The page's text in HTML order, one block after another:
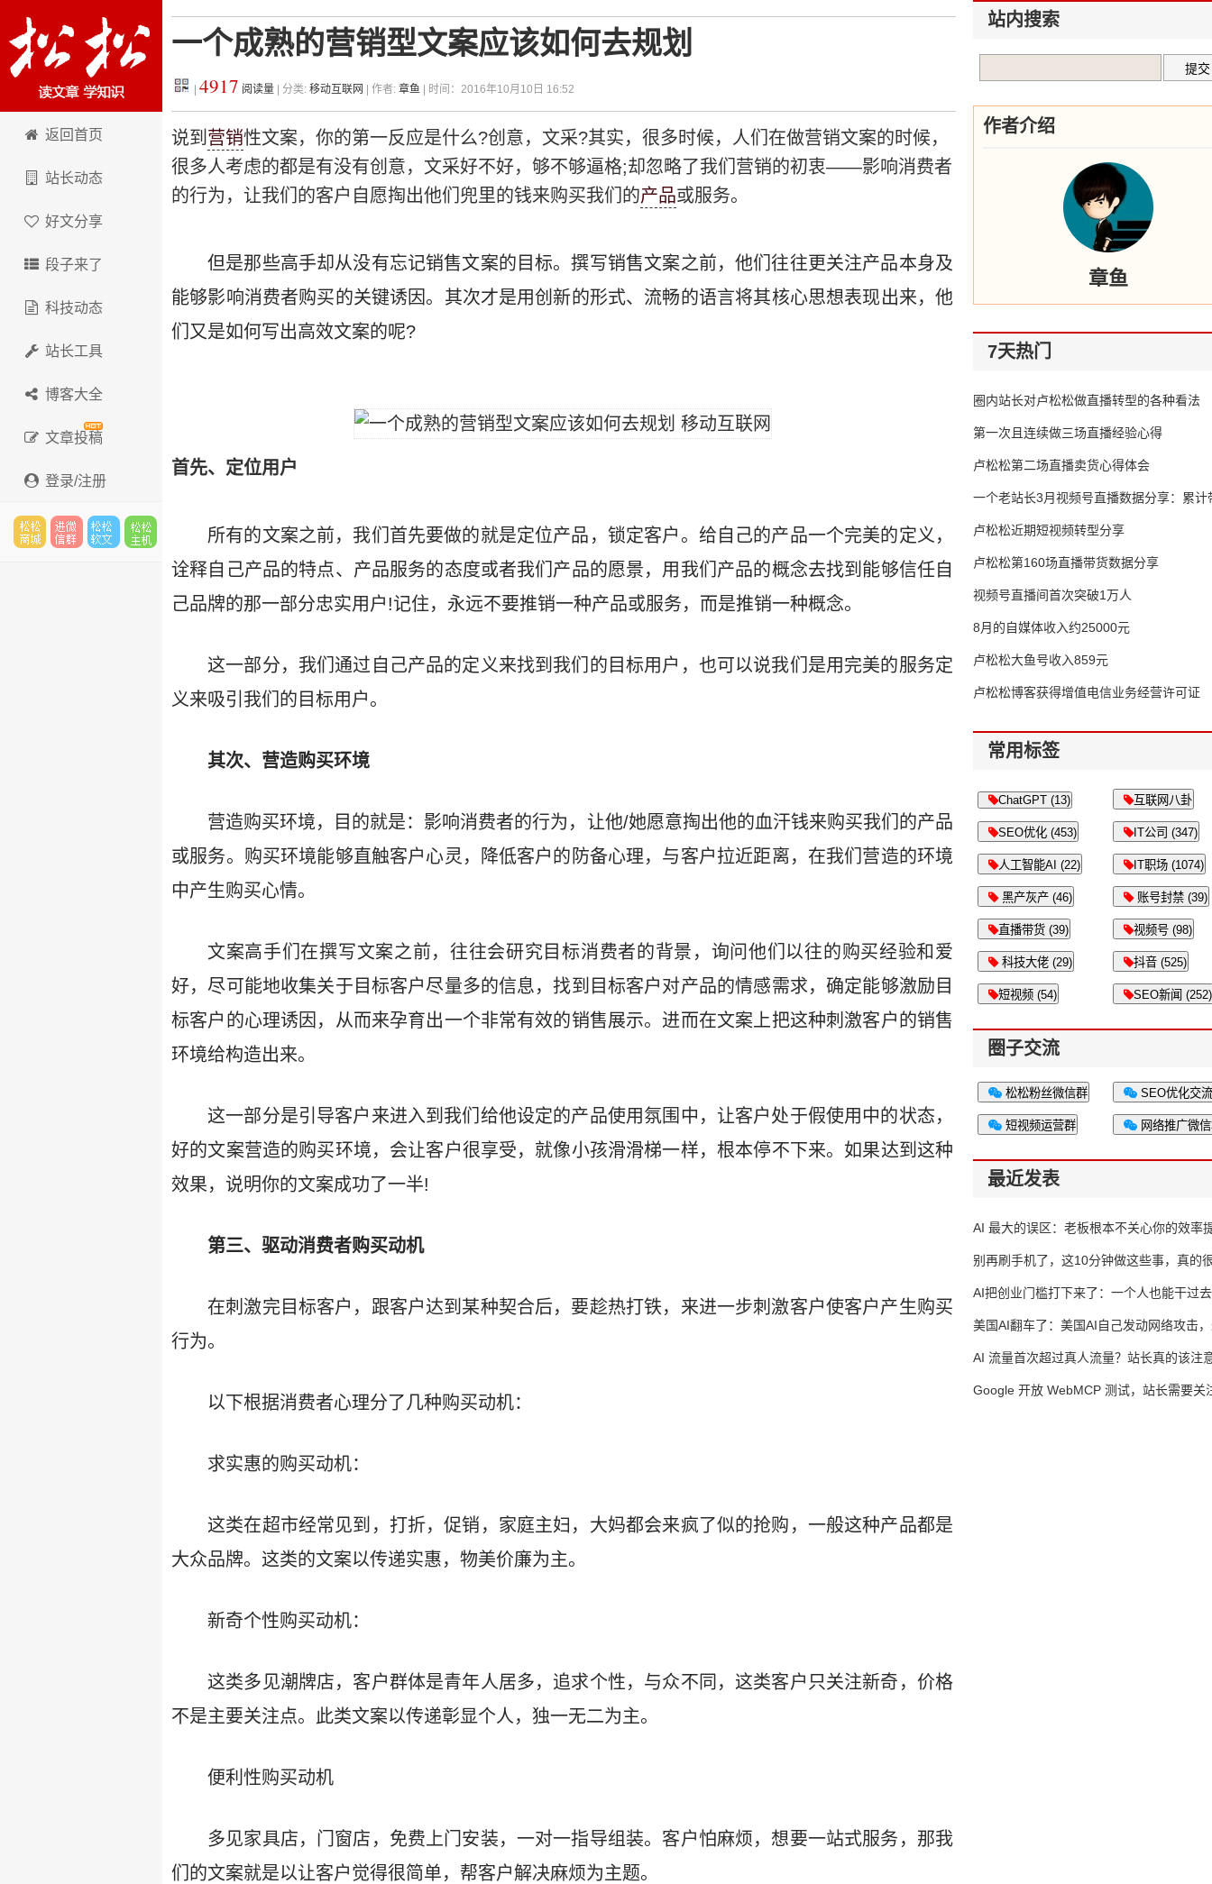
松松科技
返回首页
站长动态
好文分享
段子来了
科技动态
站长工具
博客大全
文章投稿
登录/注册
一个成熟的营销型文案应该如何去规划
4917 阅读量 | 分类: 移动互联网 | 作者: 章鱼 | 时间：2016年10月10日 16:52
说到 营销性文案，你的第一反应是什么?创意，文采?其实，很多时候，人们在做营销文案的时候，
很多人考虑的都是有没有创意，文采好不好，够不够逼格;却忽略了我们营销的初衷——影响消费者
的行为，让我们的客户自愿掏出他们兜里的钱来购买我们的产品或服务。
但是那些高手却从没有忘记销售文案的目标。撰写销售文案之前，他们往往更关注产品本身及
能够影响消费者购买的关键诱因。其次才是用创新的形式、流畅的语言将其核心思想表现出来，他
们又是如何写出高效文案的呢?
首先、定位用户
所有的文案之前，我们首先要做的就是定位产品，锁定客户。给自己的产品一个完美的定义，
诠释自己产品的特点、产品服务的态度或者我们产品的愿景，用我们产品的概念去找到能够信任自
己品牌的那一部分忠实用户!记住，永远不要推销一种产品或服务，而是推销一种概念。
这一部分，我们通过自己产品的定义来找到我们的目标用户，也可以说我们是用完美的服务定
义来吸引我们的目标用户。
其次、营造购买环境
营造购买环境，目的就是：影响消费者的行为，让他/她愿意掏出他的血汗钱来购买我们的产品
或服务。购买环境能够直触客户心灵，降低客户的防备心理，与客户拉近距离，在我们营造的环境
中产生购买心情。
文案高手们在撰写文案之前，往往会研究目标消费者的背景，询问他们以往的购买经验和爱
好，尽可能地收集关于目标客户尽量多的信息，找到目标客户对产品的情感需求，确定能够激励目
标客户的心理诱因，从而来孕育出一个非常有效的销售展示。进而在文案上把这种刺激客户的销售
环境给构造出来。
这一部分是引导客户来进入到我们给他设定的产品使用氛围中，让客户处于假使用中的状态，
好的文案营造的购买环境，会让客户很享受，就像小孩滑滑梯一样，根本停不下来。如果达到这种
效果，说明你的文案成功了一半!
第三、驱动消费者购买动机
在刺激完目标客户，跟客户达到某种契合后，要趁热打铁，来进一步刺激客户使客户产生购买
行为。
以下根据消费者心理分了几种购买动机：
求实惠的购买动机：
这类在超市经常见到，打折，促销，家庭主妇，大妈都会来疯了似的抢购，一般这种产品都是
大众品牌。这类的文案以传递实惠，物美价廉为主。
新奇个性购买动机：
这类多见潮牌店，客户群体是青年人居多，追求个性，与众不同，这类客户只关注新奇，价格
不是主要关注点。此类文案以传递彰显个人，独一无二为主。
便利性购买动机
多见家具店，门窗店，免费上门安装，一对一指导组装。客户怕麻烦，想要一站式服务，那我
们的文案就是以让客户觉得很简单，帮客户解决麻烦为主题。
站内搜索
作者介绍
章鱼
7天热门
圈内站长对卢松松做直播转型的各种看法
第一次且连续做三场直播经验心得
卢松松第二场直播卖货心得体会
一个老站长3月视频号直播数据分享：累计
65万
卢松松近期短视频转型分享
卢松松第160场直播带货数据分享
视频号直播间首次突破1万人
8月的自媒体收入约25000元
卢松松大鱼号收入859元
卢松松博客获得增值电信业务经营许可证
常用标签
ChatGPT (13) 互联网八卦
SEO优化 (453) IT公司 (347)
人工智能AI (22) IT职场 (1074)
黑产灰产 (46) 账号封禁 (39)
直播带货 (39) 视频号 (98)
科技大佬 (29) 抖音 (525)
短视频 (54) SEO新闻 (252)
圈子交流
松松粉丝微信群 SEO优化交
短视频运营群 网络推广微
最近发表
AI 最大的误区：老板根本不关心你的效率
别再刷手机了，这10分钟做这些事，真的
AI把创业门槛打下来了：一个人也能干过
人的活
美国AI翻车了：美国AI自己发动网络攻击
竟然靠中国AI帮忙善后
AI 流量首次超过真人流量？站长真的该注
Google 开放 WebMCP 测试，站长需要关